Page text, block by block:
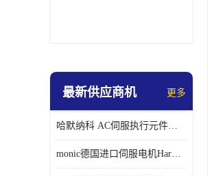
最新供应商机 更多
哈默纳科 AC伺服执行元件扁平型SHA系列 议价
monic德国进口伺服电机Har中国总代理单价